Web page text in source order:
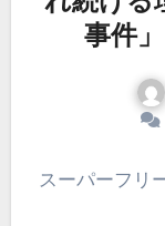
事件
スーパーフリ